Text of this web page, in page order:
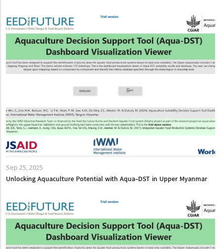
Sep 25, 2025
Unlocking Aquaculture Potential with Aqua-DST in Upper Myanmar